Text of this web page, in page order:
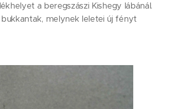
a beregszászi Kishegy lábánál.
melynek leletei új fényt